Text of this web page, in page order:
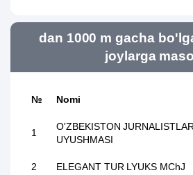
dan 1000 m gacha
joylarga
№ Nomi
1
O'ZBEKISTON
UYUSHMASI
2 ELEGANT TUR LYUKS MChJ